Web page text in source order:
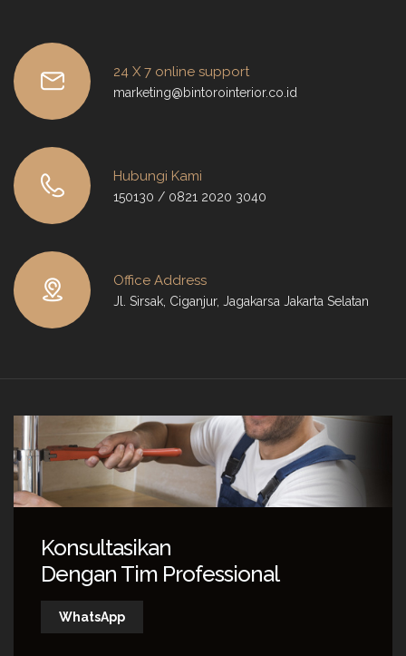
24 X 7 online support
marketing@bintorointerior.co.id
Hubungi Kami
150130 / 0821 2020 3040
Office Address
Jl. Sirsak, Ciganjur, Jagakarsa Jakarta Selatan
Konsultasikan
Dengan Tim Professional
WhatsApp